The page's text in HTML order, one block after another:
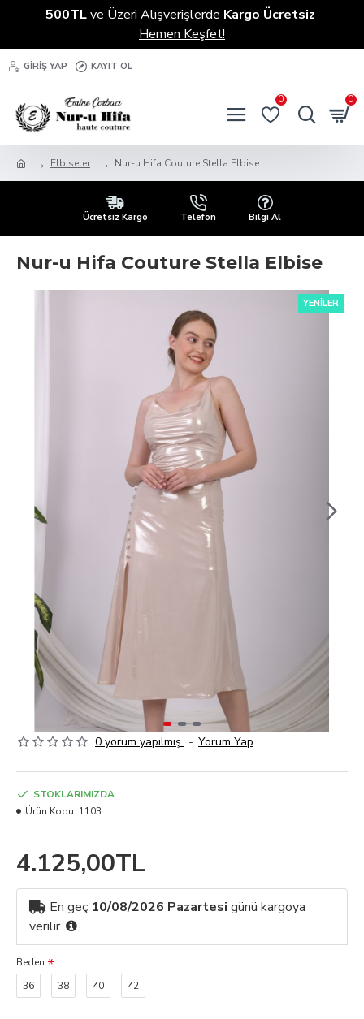
500TLve Üzeri Alışverişlerde Kargo Ücretsiz
Hemen Keşfet!
GIRIŞ YAP KAYIT OL
0 0
Elbiseler Nur-u Hifa Couture Stella Elbise
Ücretsiz Kargo Telefon Bilgi Al
Nur-u Hifa Couture Stella Elbise
YENILER
0 yorum yapılmış. - Yorum Yap
4.125,00TL
STOKLARIMIZDA
Ürün Kodu: 1103
En geç 10/08/2026 Pazartesi günü kargoya
verilir.
Beden
36
38 40 42